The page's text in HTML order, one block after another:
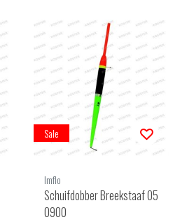
Sale
Imflo
Schuifdobber Breekstaaf 05
0900